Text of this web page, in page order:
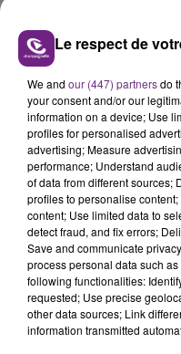
18 novembre 2019
LE CASH CODE
TITRES
0h52
0h52
DUNCAN LAURENCE
Arcade
Le respect de
We and our (447) partnersdo
your consent and/or our
information on a device; Use
profiles for personalised
advertising; Measure
performance; Understand
of data from different sources;
profiles to personalise
content; Use limited data to
detect fraud, and fix errors;
Save and communicate
process personal data such
following functionalities:
requested; Use precise
other data sources; Link
information transmitted